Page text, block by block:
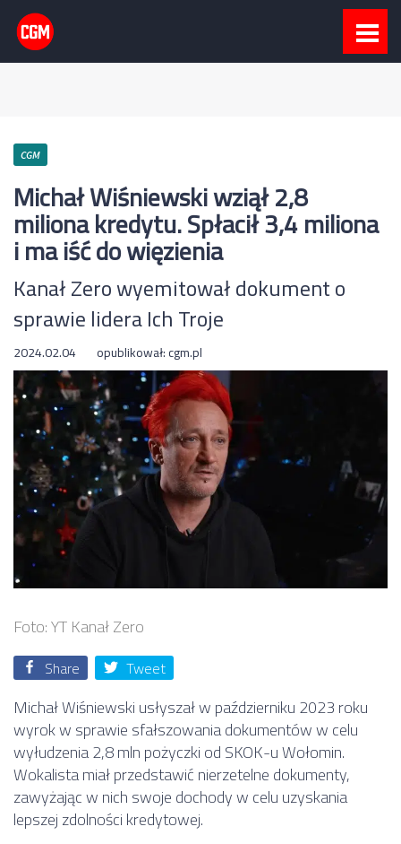
CGM
Michał Wiśniewski wziął 2,8
miliona kredytu. Spłacił 3,4 miliona
i ma iść do więzienia
Kanał Zero wyemitował dokument o
sprawie lidera Ich Troje
2024.02.04 opublikował:cgm.pl
Foto: YT Kanał Zero
Share Tweet
Michał Wiśniewski usłyszał w październiku 2023 roku
wyrok w sprawie sfałszowania dokumentów w celu
wyłudzenia 2,8 mln pożyczki od SKOK-u Wołomin.
Wokalista miał przedstawić nierzetelne dokumenty,
zawyżając w nich swoje dochody w celu uzyskania
lepszej zdolności kredytowej.